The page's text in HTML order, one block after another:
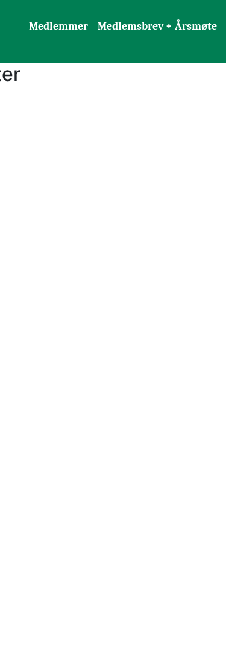
Medlemmer Medlemsbrev + Årsmøte